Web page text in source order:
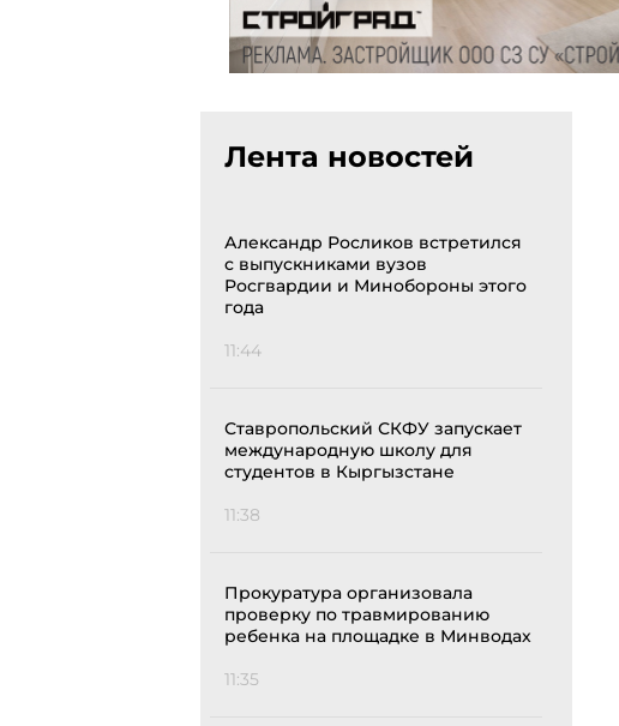
Лента новостей
Александр Росликов встретился
с выпускниками вузов
Росгвардии и Минобороны этого
года
11:44
Ставропольский СКФУ запускает
международную школу для
студентов в Кыргызстане
11:38
Прокуратура организовала
проверку по травмированию
ребенка на площадке в Минводах
11:35